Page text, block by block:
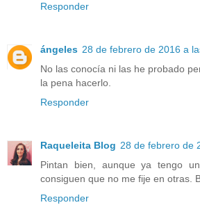
Responder
ángeles 28 de febrero de 2016 a
No las conocía ni las he probado
la pena hacerlo.
Responder
Raqueleita Blog 28 de febrero de
Pintan bien, aunque ya tengo
consiguen que no me fije en otras.
Responder